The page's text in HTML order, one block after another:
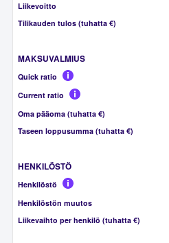
Liikevoitto
Tilikauden tulos (tuhatta €)
MAKSUVALMIUS
Quick ratio
Current ratio
Oma pääoma (tuhatta €)
Taseen loppusumma (tuhatta €)
HENKILÖSTÖ
Henkilöstö
Henkilöstön muutos
Liikevaihto per henkilö (tuhatta €)